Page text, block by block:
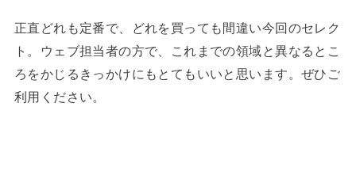
正直どれも定番で、どれを買っても間違い今回のセレク
ト。ウェブ担当者の方で、これまでの領域と異なるとこ
ろをかじるきっかけにもとてもいいと思います。ぜひご
利用ください。